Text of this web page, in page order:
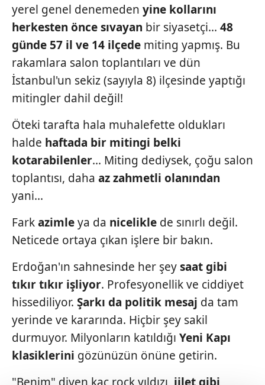
yerel genel denemeden yine kollarını
herkesten önce sıvayan bir siyasetçi... 48
günde 57 il ve 14 ilçede miting yapmış. Bu
rakamlara salon toplantıları ve dün
İstanbul'un sekiz (sayıyla 8) ilçesinde yaptığı
mitingler dahil değil!
Öteki tarafta hala muhalefette oldukları
halde haftada bir mitingi belki
kotarabilenler... Miting dediysek, çoğu salon
toplantısı, daha az zahmetli olanından
yani...
Farkazimleya da nicelikle de sınırlı değil.
Neticede ortaya çıkan işlere bir bakın.
Erdoğan'ın sahnesinde her şeysaatgibi
tıkır tıkır işliyor. Profesyonellikve ciddiyet
hissediliyor. Şarkı da politik mesaj da tam
yerinde ve kararında. Hiçbir şey sakil
durmuyor. Milyonların katıldığı Yeni Kapı
klasiklerini gözünüzün önüne getirin.